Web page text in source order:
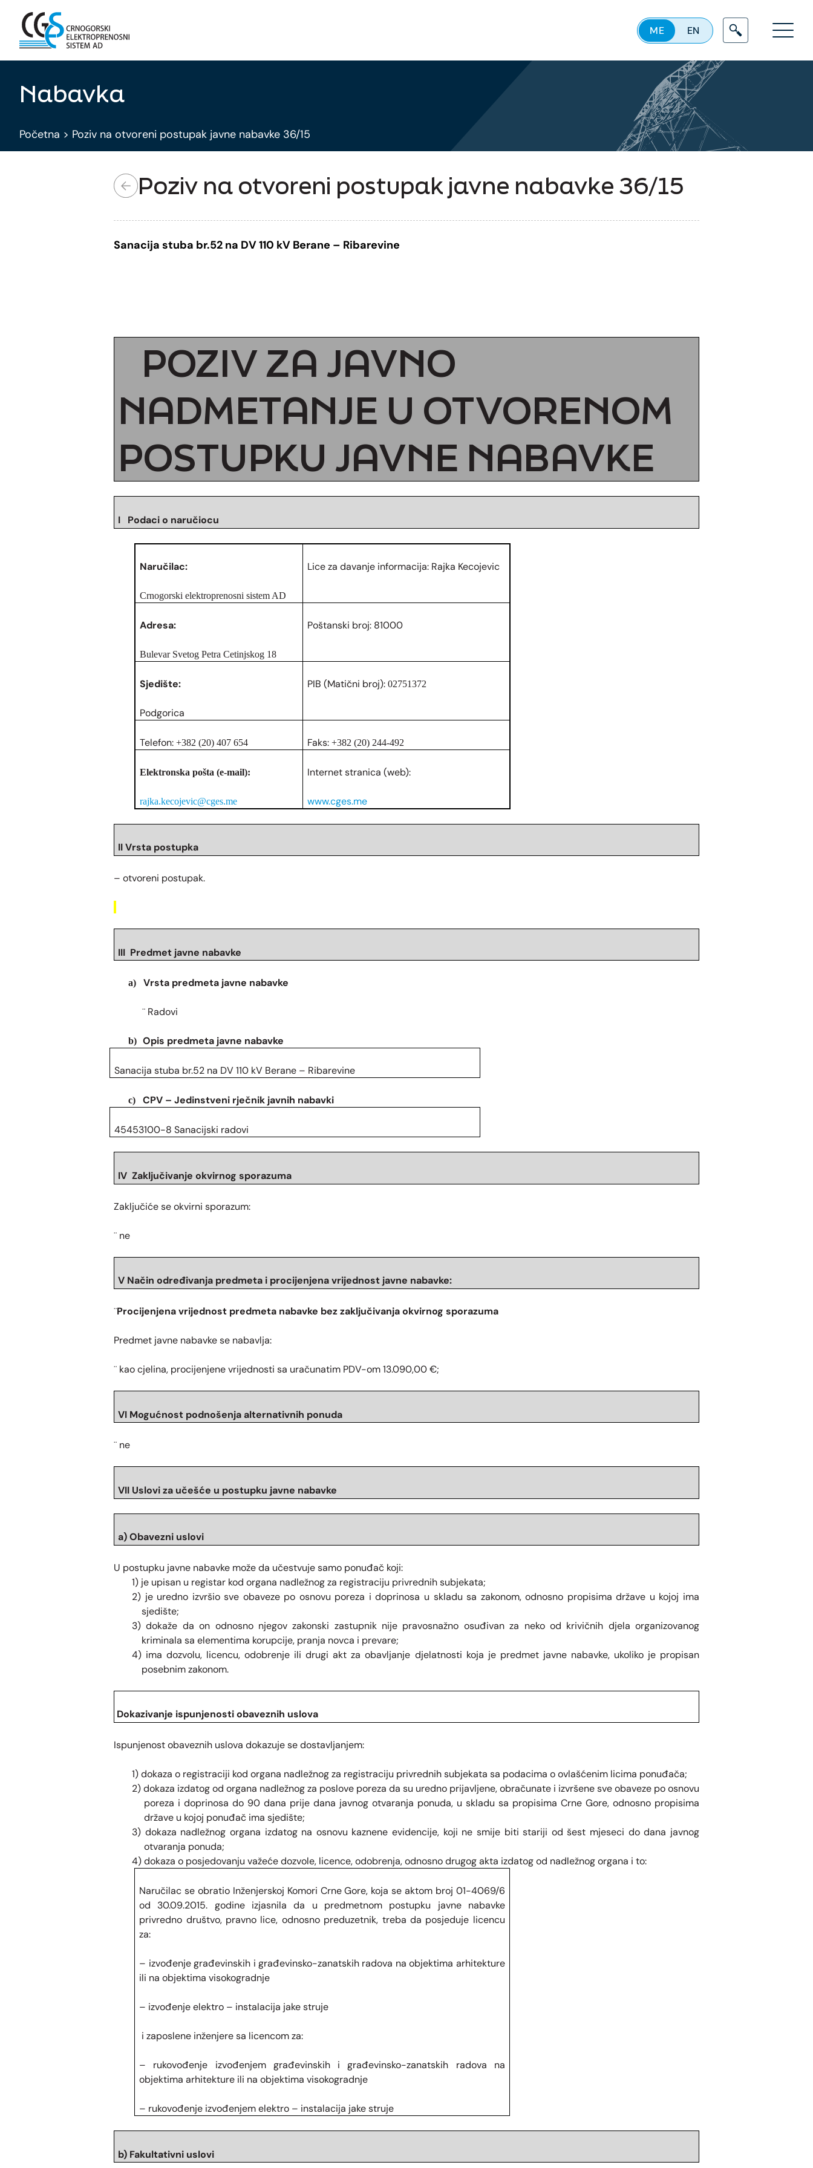
ME EN Menu
Nabavka
Početna > Poziv na otvoreni postupak javne nabavke 36/15
Poziv na otvoreni postupak javne nabavke 36/15
Sanacija stuba br.52 na DV 110 kV Berane – Ribarevine
POZIV ZA JAVNO
NADMETANJE U OTVORENOM
POSTUPKU JAVNE NABAVKE
I Podaci o naručiocu
Naručilac:
Crnogorski elektroprenosni sistem AD
Lice za davanje informacija: Rajka Kecojevic
Adresa:
Bulevar Svetog Petra Cetinjskog 18
Poštanski broj: 81000
Sjedište:
Podgorica
PIB (Matični broj):02751372
Telefon: +382 (20) 407 654 Faks:+382 (20) 244-492
Elektronska pošta (e-mail):
rajka.kecojevic@cges.me
Internet stranica (web):
www.cges.me
II Vrsta postupka
– otvoreni postupak.
III Predmet javne nabavke
a) Vrsta predmeta javne nabavke
¨ Radovi
b) Opis predmeta javne nabavke
Sanacija stuba br.52 na DV 110 kV Berane – Ribarevine
c) CPV – Jedinstveni rječnik javnih nabavki
45453100-8 Sanacijski radovi
IV Zaključivanje okvirnog sporazuma
Zaključiće se okvirni sporazum:
¨ ne
V Način određivanja predmeta i procijenjena vrijednost javne nabavke:
¨Procijenjena vrijednost predmeta nabavke bezzaključivanja okvirnog sporazuma
Predmet javne nabavke se nabavlja:
¨ kao cjelina, procijenjene vrijednosti sa uračunatim PDV-om 13.090,00 €;
VI Mogućnost podnošenja alternativnih ponuda
¨ ne
VII Uslovi za učešće u postupku javne nabavke
a) Obavezni uslovi
U postupku javne nabavke može da učestvuje samo ponuđač koji:
1) je upisan u registar kod organa nadležnog za registraciju privrednih subjekata;
2) je uredno izvršio sve obaveze po osnovu poreza i doprinosa u skladu sa zakonom, odnosno propisima države u kojoj ima
sjedište;
3) dokaže da on odnosno njegov zakonski zastupnik nije pravosnažno osuđivan za neko od krivičnih djela organizovanog
kriminala sa elementima korupcije, pranja novca i prevare;
4) ima dozvolu, licencu, odobrenje ili drugi akt za obavljanje djelatnosti koja je predmet javne nabavke, ukoliko je propisan
posebnim zakonom.
Dokazivanje ispunjenosti obaveznih uslova
Ispunjenost obaveznih uslova dokazuje se dostavljanjem:
1) dokaza o registraciji kod organa nadležnog za registraciju privrednih subjekata sa podacima o ovlašćenim licima ponuđača;
2) dokaza izdatog od organa nadležnog za poslove poreza da su uredno prijavljene, obračunate i izvršene sve obaveze po osnovu
poreza i doprinosa do 90 dana prije dana javnog otvaranja ponuda, u skladu sa propisima Crne Gore, odnosno propisima
države u kojoj ponuđač ima sjedište;
3) dokaza nadležnog organa izdatog na osnovu kaznene evidencije, koji ne smije biti stariji od šest mjeseci do dana javnog
otvaranja ponuda;
4) dokaza o posjedovanju važeće dozvole, licence, odobrenja, odnosno drugog akta izdatog od nadležnog organa i to:
Naručilac se obratio Inženjerskoj Komori Crne Gore, koja se aktom broj 01-4069/6
od 30.09.2015. godine izjasnila da u predmetnom postupku javne nabavke
privredno društvo, pravno lice, odnosno preduzetnik, treba da posjeduje licencu
za:
– izvođenje građevinskih i građevinsko-zanatskih radova na objektima arhitekture
ili na objektima visokogradnje
– izvođenje elektro – instalacija jake struje
i zaposlene inženjere sa licencom za:
– rukovođenje izvođenjem građevinskih i građevinsko-zanatskih radova na
objektima arhitekture ili na objektima visokogradnje
– rukovođenje izvođenjem elektro – instalacija jake struje
b) Fakultativni uslovi